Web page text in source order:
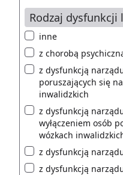
Rodzaj dysfunkcji
inne
z chorobą
z dysfunkcją
poruszających się
inwalidzkich
z dysfunkcją
wyłączeniem osób
wózkach
z dysfunkcją
z dysfunkcją